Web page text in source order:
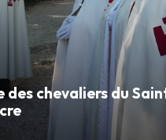
des chevaliers du